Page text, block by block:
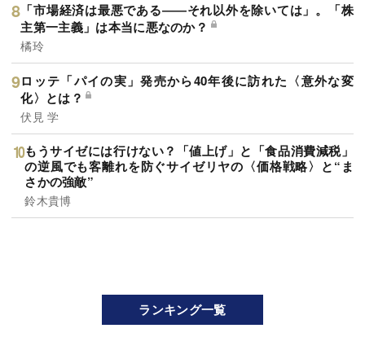
「市場経済は最悪である――それ以外を除いては」。「株
主第一主義」は本当に悪なのか？
橘玲
ロッテ「パイの実」発売から40年後に訪れた〈意外な変
化〉とは？
伏見 学
もうサイゼには行けない？「値上げ」と「食品消費減税」
の逆風でも客離れを防ぐサイゼリヤの〈価格戦略〉と“ま
さかの強敵”
鈴木貴博
ランキング一覧